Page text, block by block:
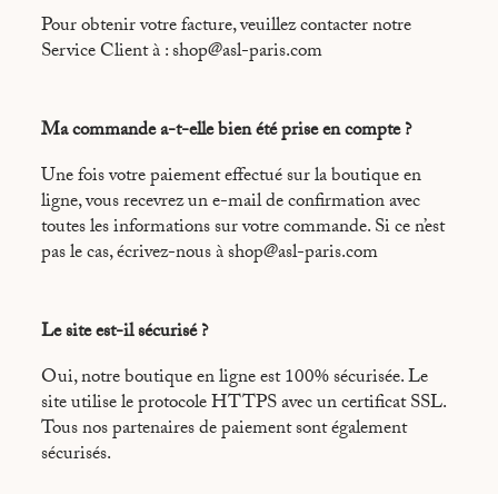
Pour obtenir votre facture, veuillez contacter notre
Service Client à : shop@asl-paris.com
Ma commande a-t-elle bien été prise en compte ?
Une fois votre paiement effectué sur la boutique en
ligne, vous recevrez un e-mail de confirmation avec
toutes les informations sur votre commande. Si ce n’est
pas le cas, écrivez-nous à shop@asl-paris.com
Le site est-il sécurisé ?
Oui, notre boutique en ligne est 100% sécurisée. Le
site utilise le protocole HTTPS avec un certificat SSL.
Tous nos partenaires de paiement sont également
sécurisés.